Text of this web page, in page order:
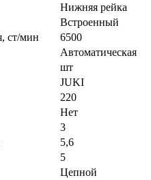
Нижняя рейка
Встроенный
ст/мин
6500
Автоматическая
шт
JUKI
220
Нет
3
5,6
5
Цепной